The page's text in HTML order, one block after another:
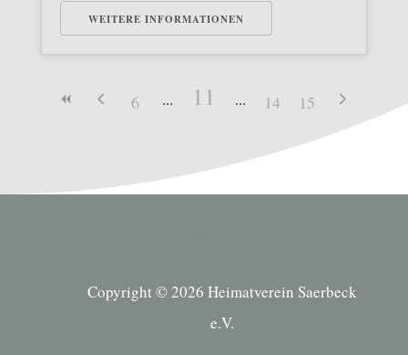
WEITERE INFORMATIONEN
6 11 14 15
Copyright © 2026 Heimatverein Saerbeck
e.V.